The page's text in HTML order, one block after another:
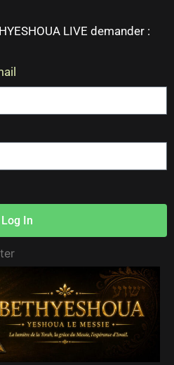
LIVE demander :
Log In